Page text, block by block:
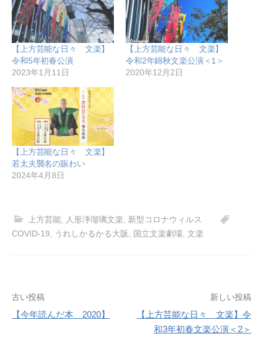
【上方芸能な日々 文楽】
令和5年初春公演
2023年1月11日
【上方芸能な日々 文楽】
令和2年錦秋文楽公演＜1＞
2020年12月2日
【上方芸能な日々 文楽】
若太夫襲名の賑わい
2024年4月8日
上方芸能 人形浄瑠璃文楽
新型コロナウィルス
COVID-19
うれしかるかる大阪 国立文楽劇場 文楽
投
稿
古い投稿
【今年読んだ本 2020】
新しい投稿
【上方芸能な日々 文楽】令
和3年初春文楽公演＜2＞